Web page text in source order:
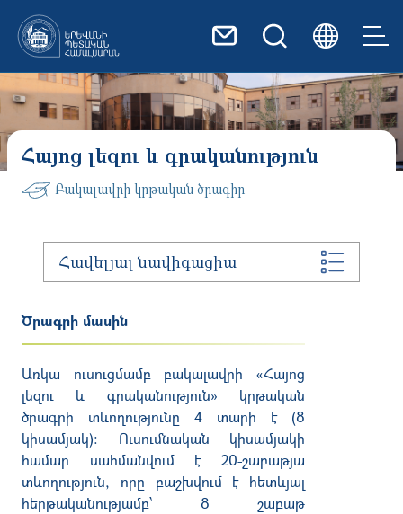
Հայոց լեզու և գրականություն
Բակալավրի կրթական ծրագիր
Հավելյալ նավիգացիա
Ծրագրի մասին
Առկա ուսուցմամբ բակալավրի «Հայոց
լեզու
և գրականություն» կրթական
ծրագրի
տևողությունը 4 տարի է(8
կիսամյակ): Ուսումնական
կիսամյակի
համար
սահմանվում է20-շաբաթյա
տևողություն, որը բաշխվում է
հետևյալ
հերթականությամբ՝ 8 շաբաթ